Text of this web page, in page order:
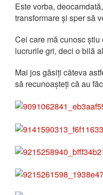
Este vorba,
transformare și sper să
Cei care mă cunosc
lucrurile gri, deci o bilă
Mai jos găsiți câteva
să recunoașteți că au